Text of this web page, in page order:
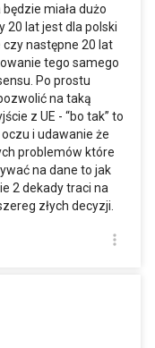
miała dużo
20 lat jest dla polski
czy następne 20 lat
tego samego
Po prostu
na taką
z UE - “bo tak” to
i udawanie że
problemów które
na dane to jak
2 dekady traci na
złych decyzji.